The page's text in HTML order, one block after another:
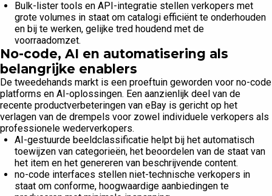
Bulk-lister tools en API-integratie stellen verkopers met
grote volumes in staat om catalogi efficiënt te onderhouden
en bij te werken, gelijke tred houdend met de
voorraadomzet.
No-code, AI en automatisering als
belangrijke enablers
De tweedehands markt is een proeftuin geworden voor no-code
platforms en AI-oplossingen. Een aanzienlijk deel van de
recente productverbeteringen van eBay is gericht op het
verlagen van de drempels voor zowel individuele verkopers als
professionele wederverkopers.
AI-gestuurde beeldclassificatie helpt bij het automatisch
toewijzen van categorieën, het beoordelen van de staat van
het item en het genereren van beschrijvende content.
no-code interfaces stellen niet-technische verkopers in
staat om conforme, hoogwaardige aanbiedingen te